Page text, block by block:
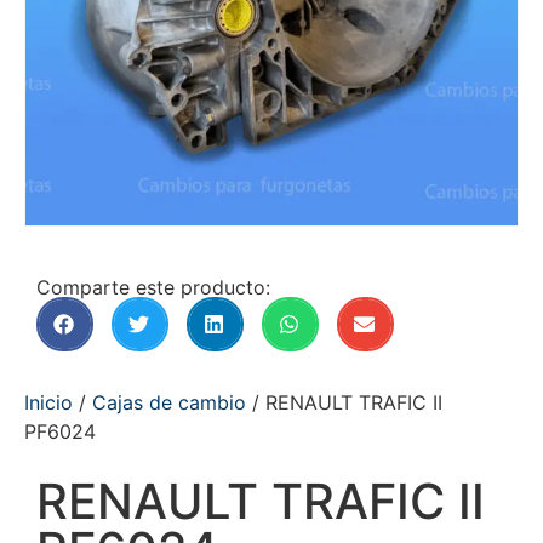
Comparte este producto:
Inicio / Cajas de cambio / RENAULT TRAFIC II
PF6024
RENAULT TRAFIC II